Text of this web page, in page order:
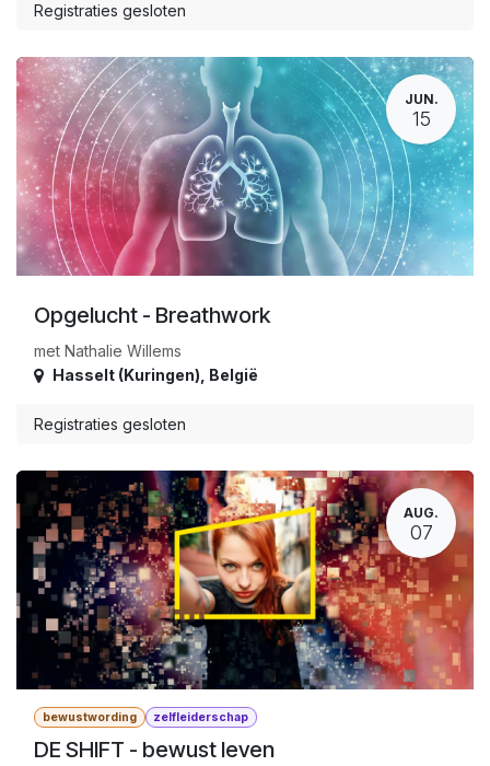
Registraties gesloten
JUN.
15
Opgelucht - Breathwork
met Nathalie Willems
Hasselt (Kuringen) België
Registraties gesloten
AUG.
07
bewustwording zelfleiderschap
DE SHIFT - bewust leven